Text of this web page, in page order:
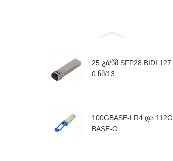
25 გბ/წმ SFP28 BIDI 127
0 ნმ/13...
100GBASE-LR4 და 112G
BASE-O...